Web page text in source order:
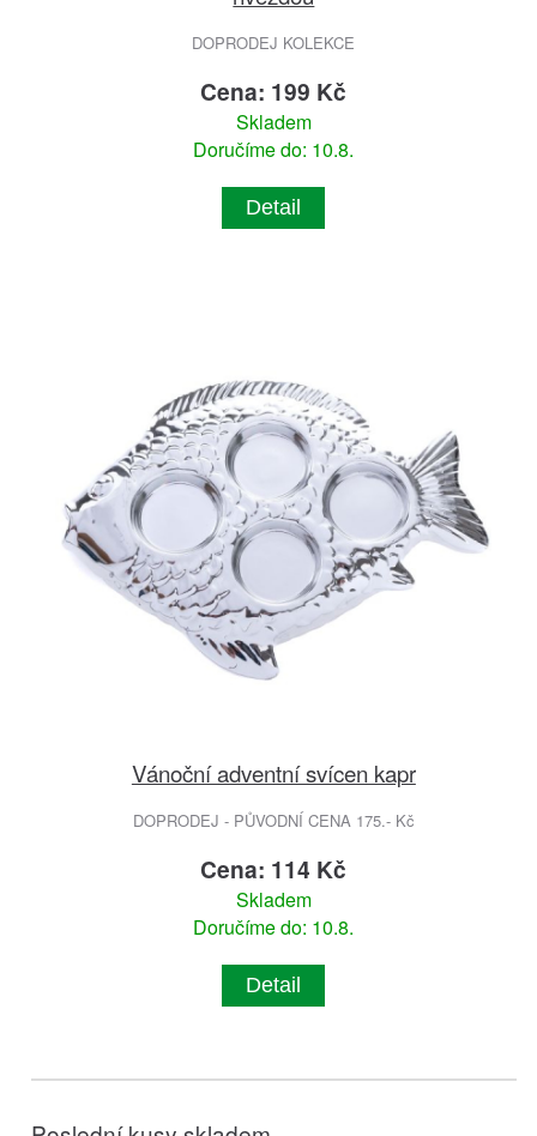
DOPRODEJ KOLEKCE
Cena: 199 Kč
Skladem
Doručíme do: 10.8.
Detail
Vánoční adventní svícen kapr
DOPRODEJ - PŮVODNÍ CENA 175.- Kč
Cena: 114 Kč
Skladem
Doručíme do: 10.8.
Detail